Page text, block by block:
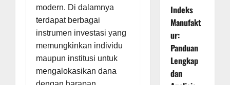
modern. Di dalamnya
terdapat berbagai
instrumen investasi yang
memungkinkan individu
maupun institusi untuk
mengalokasikan dana
Indeks
Manufakt
ur:
Panduan
Lengkap
dan